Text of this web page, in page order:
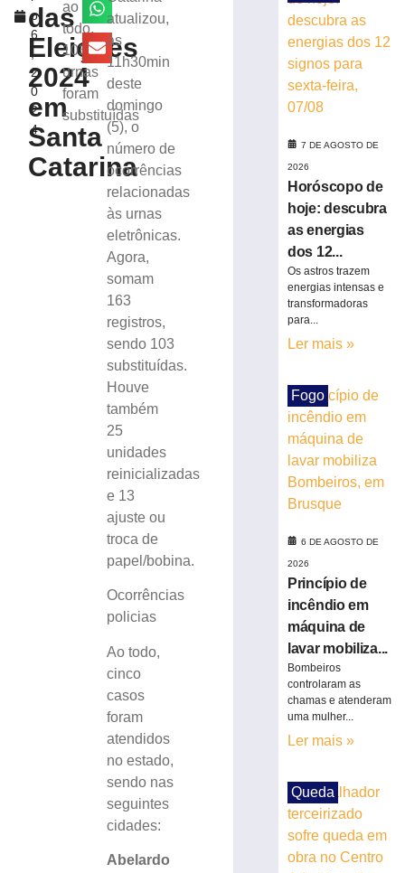
o
6
,
2
0
2
4
das
Eleições
2024
em
Santa
Catarina
ao
todo,
103
urnas
foram
substituídas
atualizou,
às
11h30min
deste
domingo
(5), o
número de
ocorrências
relacionadas
às urnas
eletrônicas.
Agora,
somam
163
registros,
sendo 103
substituídas.
Houve
também
25
unidades
reinicializadas
e 13
ajuste ou
troca de
papel/bobina.
Ocorrências
policias
Ao todo,
cinco
casos
foram
atendidos
no estado,
sendo nas
seguintes
cidades:
Abelardo
signos
sexta-
feira,
agosto
decide
Marco
Buzzi
pede
perda
cargo
infrações
agosto
Samae
programação
especial
para
celebrar
seus
7 DE AGOSTO DE
2026
Horóscopo de
hoje: descubra
as energias
dos 12...
Os astros trazem
energias intensas e
transformadoras
para...
Ler mais »
Fogo
6 DE AGOSTO DE
2026
Princípio de
incêndio em
máquina de
lavar mobiliza...
Bombeiros
controlaram as
chamas e atenderam
uma mulher...
Ler mais »
Queda